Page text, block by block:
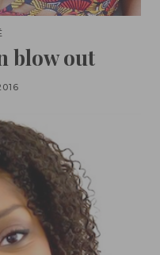
blow out